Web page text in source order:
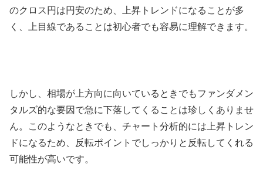
のクロス円は円安のため、上昇トレンドになることが多
く、上目線であることは初心者でも容易に理解できます。
しかし、相場が上方向に向いているときでもファンダメン
タルズ的な要因で急に下落してくることは珍しくありませ
ん。このようなときでも、チャート分析的には上昇トレン
ドになるため、反転ポイントでしっかりと反転してくれる
可能性が高いです。